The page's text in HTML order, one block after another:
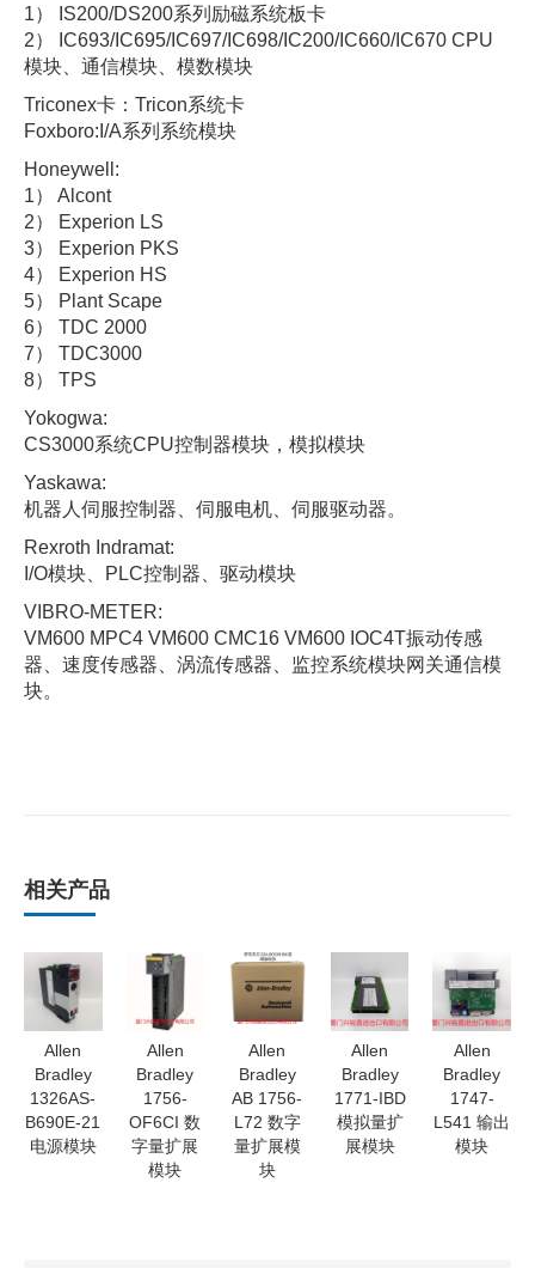
1） IS200/DS200系列励磁系统板卡
2） IC693/IC695/IC697/IC698/IC200/IC660/IC670 CPU
模块、通信模块、模数模块
Triconex卡：Tricon系统卡
Foxboro:I/A系列系统模块
Honeywell:
1） Alcont
2） Experion LS
3） Experion PKS
4） Experion HS
5） Plant Scape
6） TDC 2000
7） TDC3000
8） TPS
Yokogwa:
CS3000系统CPU控制器模块，模拟模块
Yaskawa:
机器人伺服控制器、伺服电机、伺服驱动器。
Rexroth Indramat:
I/O模块、PLC控制器、驱动模块
VIBRO-METER:
VM600 MPC4 VM600 CMC16 VM600 IOC4T振动传感
器、速度传感器、涡流传感器、监控系统模块网关通信模
块。
相关产品
Allen
Bradley
1326AS-
B690E-21
电源模块
Allen
Bradley
1756-
OF6CI 数
字量扩展
模块
Allen
Bradley
AB 1756-
L72 数字
量扩展模
块
Allen
Bradley
1771-IBD
模拟量扩
展模块
Allen
Bradley
1747-
L541 输出
模块